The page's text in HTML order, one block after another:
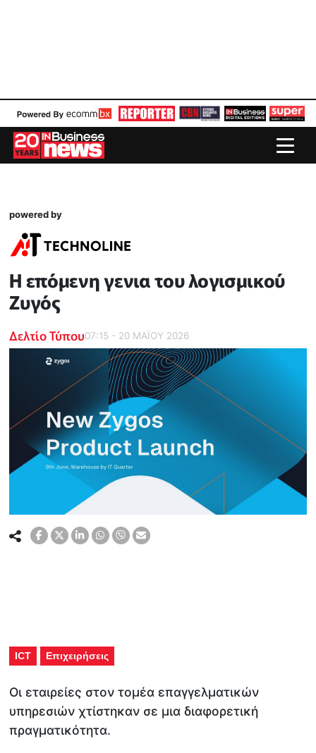
powered by
H επόμενη γενια του λογισμικού
Ζυγός
Δελτίο Τύπου07:15 - 20 ΜΑΪ́ΟΥ 2026
ICT Επιχειρήσεις
Οι εταιρείες στον τομέα επαγγελματικών
υπηρεσιών χτίστηκαν σε μια διαφορετική
πραγματικότητα.